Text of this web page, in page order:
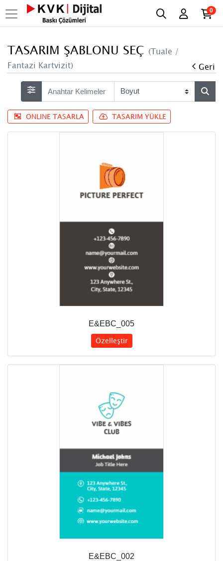
0
TASARIM ŞABLONU SEÇ (Tuale /
Fantazi Kartvizit)
Geri
ONLINE TASARLA TASARIM YÜKLE
E&EBC_005
Özelleştir
E&EBC_002